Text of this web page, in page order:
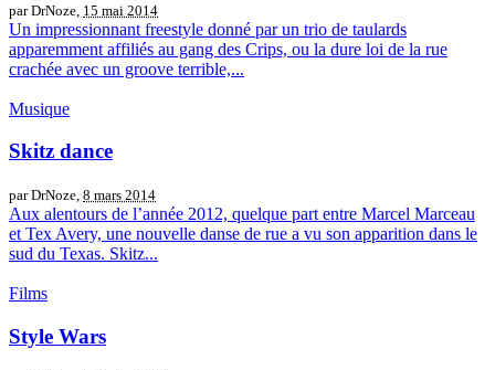
par DrNoze, 15 mai 2014
Un impressionnant freestyle donné par un trio de taulards
apparemment affiliés au gang des Crips, ou la dure loi de la rue
crachée avec un groove terrible,...
Musique
Skitz dance
par DrNoze, 8 mars 2014
Aux alentours de l’année 2012, quelque part entre Marcel Marceau
et Tex Avery, une nouvelle danse de rue a vu son apparition dans le
sud du Texas. Skitz...
Films
Style Wars